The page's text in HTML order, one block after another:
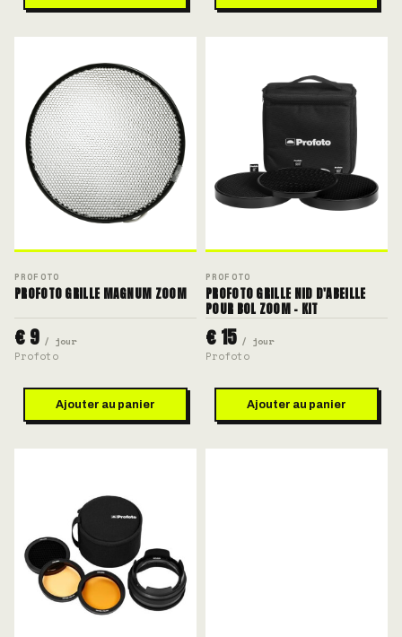
PROFOTO
PROFOTO GRILLE MAGNUM ZOOM
€ 9 / jour
Profoto
Ajouter au panier
PROFOTO
PROFOTO GRILLE NID D'ABEILLE
POUR BOL ZOOM - KIT
€ 15 / jour
Profoto
Ajouter au panier